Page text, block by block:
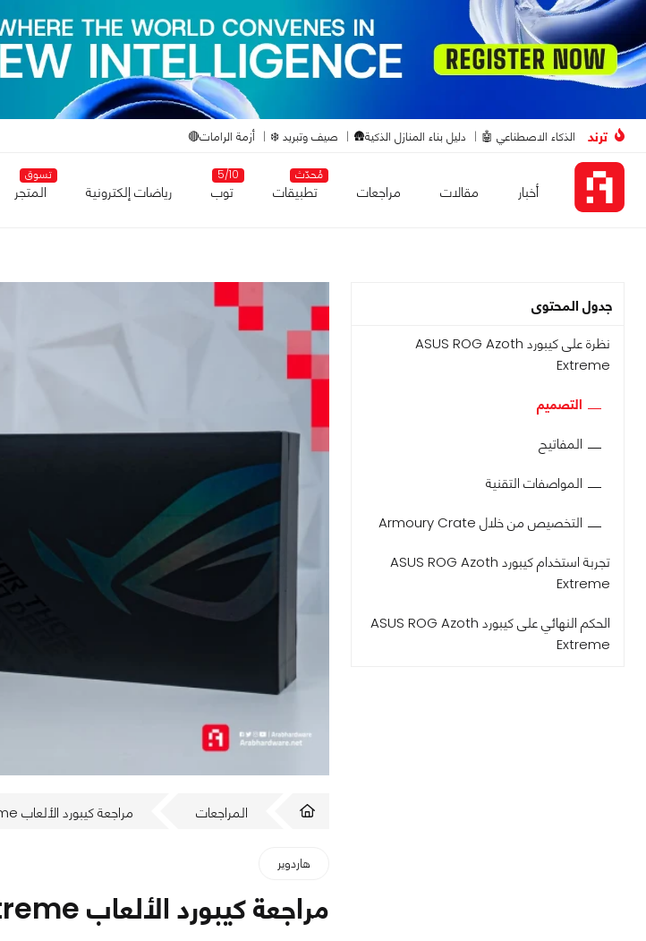
ترند الذكاء الاصطناعي 🤖 دليل بناء المنازل الذكية🛖 صيف وتبريد ❄️ أزمة الرامات🔴
أخبار مقالات مراجعات
مُحدّث
تطبيقات
5/10
توب رياضات إلكترونية
تسوق
المتجر
جدول المحتوى
نظرة على كيبورد ASUS ROG Azoth
Extreme
التصميم
المفاتيح
المواصفات التقنية
التخصيص من خلال Armoury Crate
تجربة استخدام كيبورد ASUS ROG Azoth
Extreme
الحكم النهائي على كيبورد ASUS ROG Azoth
Extreme
المراجعات مراجعة كيبورد الألعاب ASUS ROG Azoth Extreme
هاردوير
مراجعة كيبورد الألعاب ASUS ROG Azoth Extreme